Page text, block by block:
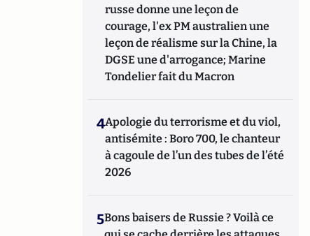
russe donne une leçon de
courage, l'ex PM australien une
leçon de réalisme sur la Chine, la
DGSE une d'arrogance; Marine
Tondelier fait du Macron
4Apologie du terrorisme et du viol,
antisémite : Boro 700, le chanteur
à cagoule de l’un des tubes de l’été
2026
5Bons baisers de Russie ? Voilà ce